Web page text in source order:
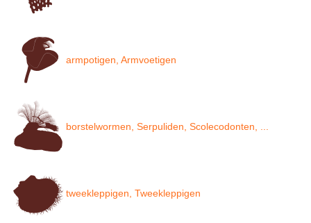
armpotigen, Armvoetigen
borstelwormen, Serpuliden, Scolecodonten, ...
tweekleppigen, Tweekleppigen